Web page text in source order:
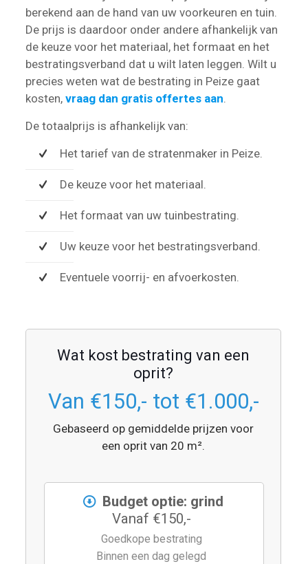
berekend aan de hand van uw voorkeuren en tuin.
De prijs is daardoor onder andere afhankelijk van
de keuze voor het materiaal, het formaat en het
bestratingsverband dat u wilt laten leggen. Wilt u
precies weten wat de bestrating in Peize gaat
kosten, vraag dan gratis offertes aan.
De totaalprijs is afhankelijk van:
Het tarief van de stratenmaker in Peize.
De keuze voor het materiaal.
Het formaat van uw tuinbestrating.
Uw keuze voor het bestratingsverband.
Eventuele voorrij- en afvoerkosten.
Wat kost bestrating van een
oprit?
Van €150,- tot €1.000,-
Gebaseerd op gemiddelde prijzen voor
een oprit van 20 m².
Budget optie: grind
Vanaf €150,-
Goedkope bestrating
Binnen een dag gelegd